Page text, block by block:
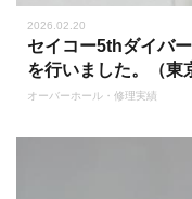
2026.02.20
セイコー5thダイバ
を行いました。（東
オーバーホール・修理実績